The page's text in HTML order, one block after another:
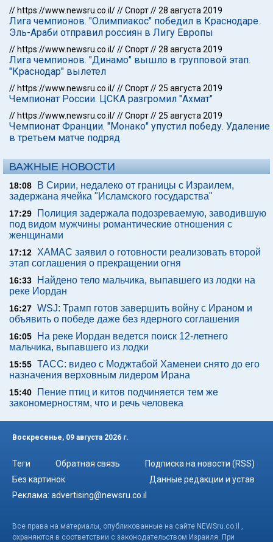
// https://www.newsru.co.il///Спорт//28 августа 2019
Лига чемпионов. "Олимпиакос" победил в Краснодаре.
Эль-Араби отправил россиян в Лигу Европы
// https://www.newsru.co.il///Спорт//28 августа 2019
Лига чемпионов. "Динамо" вышло в групповой этап.
"Краснодар" вылетел
// https://www.newsru.co.il///Спорт//25 августа 2019
Чемпионат России. ЦСКА разгромил "Ахмат"
// https://www.newsru.co.il///Спорт//25 августа 2019
Чемпионат Франции. "Монако" упустил победу. Удаление
в третьем матче подряд
ВАЖНЫЕ НОВОСТИ
18:08
В Сирии, недалеко от границы с Израилем,
задержана ячейка "Исламского государства"
17:29
Полиция задержала подозреваемую, заводившую
под видом мужчины романтические отношения с
женщинами
17:12
ХАМАС заявил о готовности реализовать второй
этап соглашения о прекращении огня
16:33
Найдено тело мальчика, выпавшего из лодки на
реке Иордан
16:27 WSJ: Трамп готов завершить войну с Ираном и
объявить о победе даже без ядерного соглашения
16:05
На реке Иордан ведется поиск 12-летнего
мальчика, выпавшего из лодки
15:55 ТАСС: видео с Моджтабой Хаменеи снято до его
назначения верховным лидером Ирана
15:40
Пение птиц и китов подчиняется тем же
закономерностям, что и речь человека
Воскресенье, 09 августа 2026 г.
Теги Обратная связь
Подписка на новости (RSS)
Без картинок
Данные редакции и устав
Реклама: advertising@newsru.co.il
Все права на материалы, опубликованные на сайте NEWSru.co.il ,
охраняются в соответствии с законодательством Израиля. При